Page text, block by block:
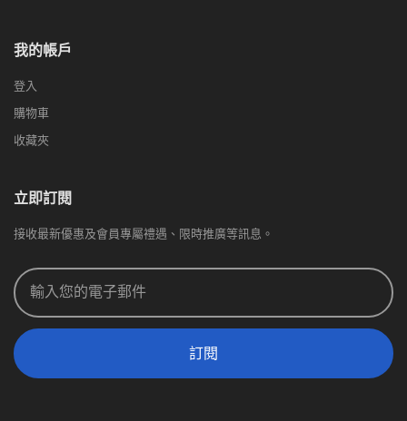
我的帳戶
登入
購物車
收藏夾
立即訂閱
接收最新優惠及會員專屬禮遇、限時推廣等訊息。
訂閱